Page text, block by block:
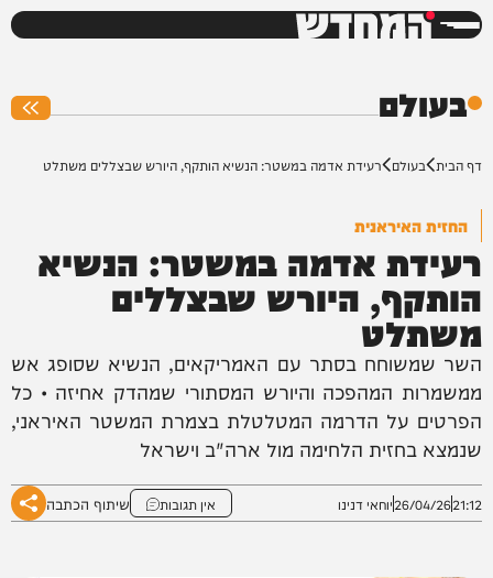
המחדש
בעולם
דף הבית בעולם רעידת אדמה במשטר: הנשיא הותקף, היורש שבצללים משתלט
החזית האיראנית
רעידת אדמה במשטר: הנשיא
הותקף, היורש שבצללים
משתלט
השר שמשוחח בסתר עם האמריקאים, הנשיא שסופג אש
ממשמרות המהפכה והיורש המסתורי שמהדק אחיזה • כל
הפרטים על הדרמה המטלטלת בצמרת המשטר האיראני,
שנמצא בחזית הלחימה מול ארה"ב וישראל
21:12
26/04/26יוחאי דנינו אין תגובות שיתוף הכתבה